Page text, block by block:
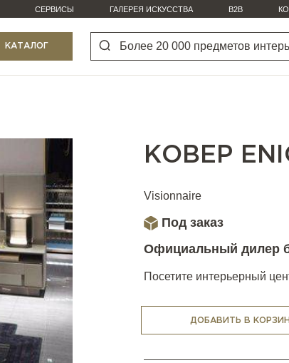
СЕРВИСЫ ГАЛЕРЕЯ ИСКУССТВА B2B
КАТАЛОГ
КОВЕР
Visionnaire
Под заказ
Официальный дилер
Посетите интерьерный
ДОБАВИТЬ В